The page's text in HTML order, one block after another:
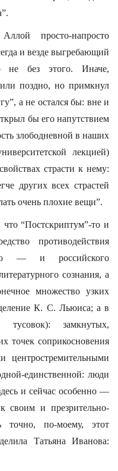
просто-напросто
и везде выгребающий
не без этого. Иначе,
поздно, но примкнул
а не остался бы: вне и
бы его напутствием
злободневной в наших
лекцией)
страсти к нему:
других всех страстей
очень плохие вещи”.
“Постскриптум”-то и
противодействия
— и российского
сознания, а
множество узких
К. С. Льюиса; а в
замкнутых,
точек соприкосновения
единственной: люди
и сейчас особенно —
к своим и презрительно-
по-моему, этот
Татьяна Иванова: